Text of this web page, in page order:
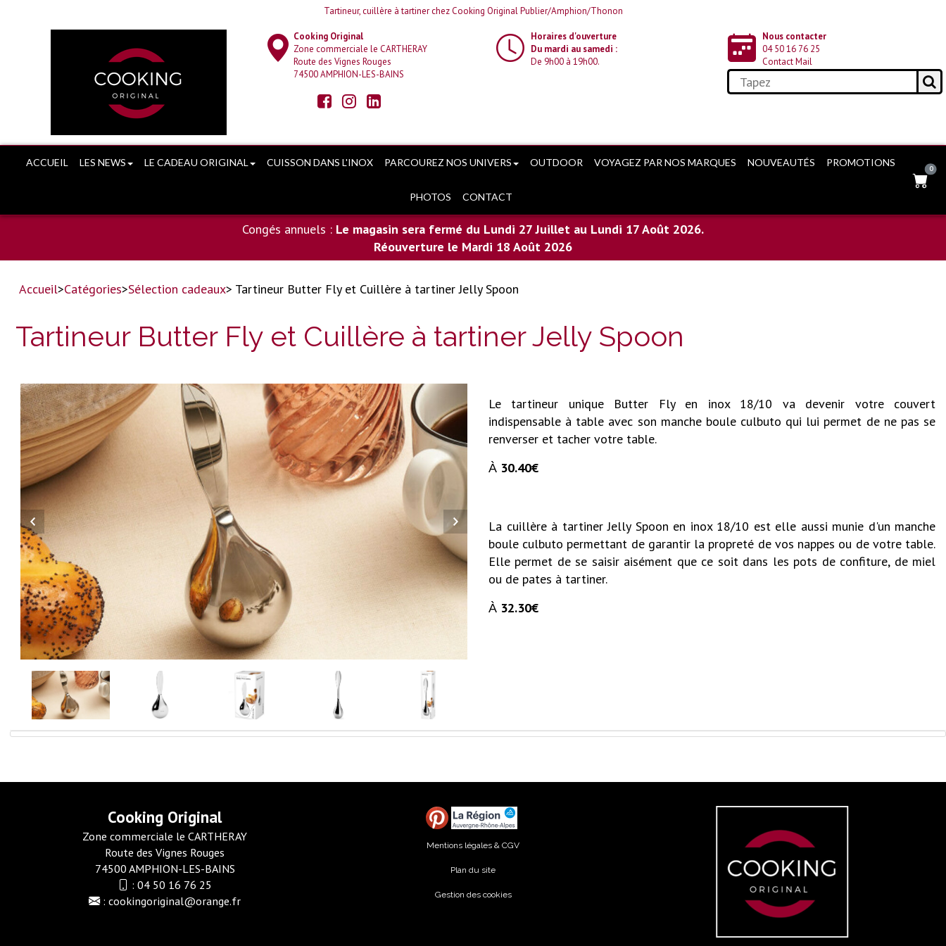
Tartineur, cuillère à tartiner chez Cooking Original Publier/Amphion/Thonon
Cooking Original
Zone commerciale le CARTHERAY
Route des Vignes Rouges
74500 AMPHION-LES-BAINS
Horaires d'ouverture
Du mardi au samedi :
De 9h00 à 19h00.
Nous contacter
04 50 16 76 25
Contact Mail
ACCUEIL LES NEWS LE CADEAU ORIGINAL CUISSON DANS L'INOX PARCOUREZ NOS UNIVERS OUTDOOR VOYAGEZ PAR NOS MARQUES NOUVEAUTÉS PROMOTIONS
PHOTOS CONTACT
0
Congés annuels : Le magasin sera fermé du Lundi 27 Juillet au Lundi 17 Août 2026.
Réouverture le Mardi 18 Août 2026
Accueil>Catégories>Sélection cadeaux> Tartineur Butter Fly et Cuillère à tartiner Jelly Spoon
Tartineur Butter Fly et Cuillère à tartiner Jelly Spoon
Le tartineur unique Butter Fly en inox 18/10 va devenir votre couvert
indispensable à table avec son manche boule culbuto qui lui permet de ne pas se
renverser et tacher votre table.
À 30.40€
La cuillère à tartiner Jelly Spoon en inox 18/10 est elle aussi munie d'un manche
boule culbuto permettant de garantir la propreté de vos nappes ou de votre table.
Elle permet de se saisir aisément que ce soit dans les pots de confiture, de miel
ou de pates à tartiner.
À 32.30€
Cooking Original
Zone commerciale le CARTHERAY
Route des Vignes Rouges
74500 AMPHION-LES-BAINS
: 04 50 16 76 25
: cookingoriginal@orange.fr
Mentions légales & CGV
Plan du site
Gestion des cookies